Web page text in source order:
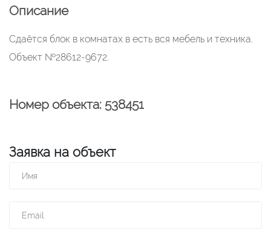
Описание
Сдаётся блок в комнатах в есть вся мебель и техника.
Объект №28612-9672.
Номер объекта: 538451
Заявка на объект